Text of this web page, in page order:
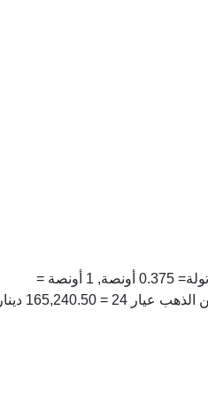
تولة عيار 24 وحده لوزن الذهب المستخدم في صناعة المجوهرات في صربيا. 1 تولة= 0.375 أونصة, 1 أونصة =
2.6666666666667 تولة. اليوم, السبت 08 أغسطس 2026 في صربيا, 1 تولة من الذهب عيار 24 = 165,240.50 دينار